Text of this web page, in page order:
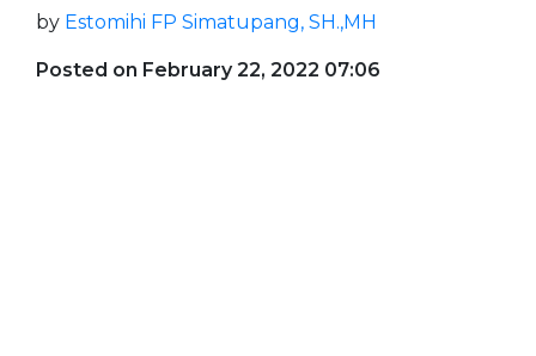
by Estomihi FP Simatupang, SH.,MH
Posted on February 22, 2022 07:06